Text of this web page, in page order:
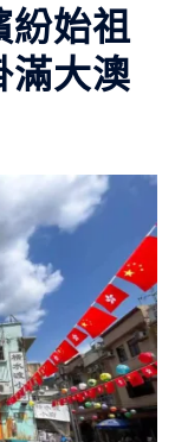
紛始祖
大澳